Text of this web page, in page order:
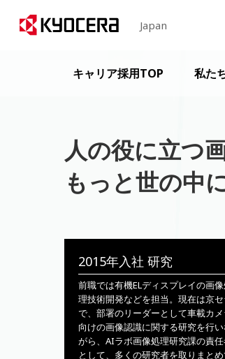
Japan
キャリア採用TOP 私た
2015年入社 研究
前職では有機ELディスプレイの画
理技術開発などを担当。現在は京セ
で、部署のリーダーとして車載カメ
向けの画像認識に関する研究を行
がら、AIラボ画像処理研究課の責
として、多くの研究者を取りまと
人の役に立つ
もっと世の中